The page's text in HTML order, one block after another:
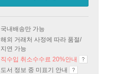
국내배송만 가능
해외 거래처 사정에 따라 품절/
지연 가능
직수입 취소수수료 20%안내
도서 정보 중 미표기 안내